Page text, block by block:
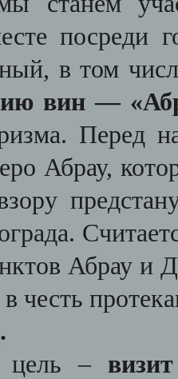
посреди
в том
вин —
Перед
Абрау,
Абрау и
честь
цель –